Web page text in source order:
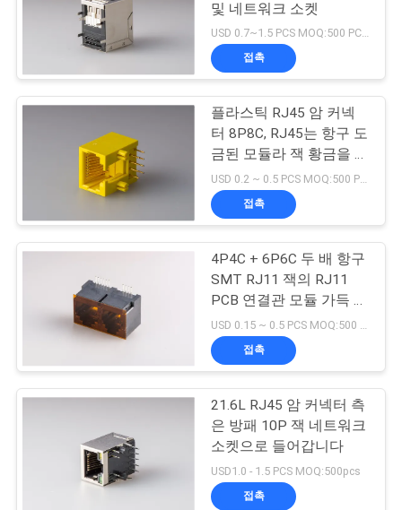
관
락
VR
RJ11 RJ45 잭
21
90도 rj45
16
SMD RJ45
25
및 네트워크 소켓
USD 0.7~1.5 PCS MOQ:500 PC를
접촉
플라스틱 RJ45 암 커넥
터 8P8C, RJ45는 항구 도
금된 모듈라 잭 황금을 골
라냅니다
USD 0.2 ~ 0.5 PCS MOQ:500 PC를
접촉
4P4C + 6P6C 두 배 항구
SMT RJ11 잭의 RJ11
PCB 연결관 모듈 가득 차
있는 플라스틱
접촉
21.6L RJ45 암 커넥터 측
은 방패 10P 잭 네트워크
소켓으로 들어갑니다
USD1.0 - 1.5 PCS MOQ:500pcs
접촉